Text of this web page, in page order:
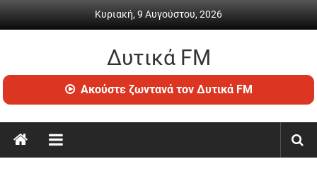
Κυριακή, 9 Αυγούστου, 2026
Δυτικά FM
Ραδιόφωνο
•
ενημέρωση
Ακούστε ζωντανά τον Δυτικά FM